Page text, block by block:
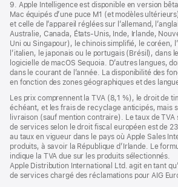
9. Apple Intelligence est disponible en version
Mac équipés d’une puce M1 (et modèles
et celle de l’appareil réglées sur l’allemand,
Australie, Canada, États-Unis, Inde, Irlande,
Uni ou Singapour), le chinois simplifié, le coréen,
l’italien, le japonais ou le portugais (Brésil), dans
logicielle de macOS Sequoia. D’autres langues,
dans le courant de l’année. La disponibilité des
en fonction des zones géographiques et des
Les prix comprennent la TVA (8,1 %), le droit de
échéant, et les frais de recyclage anticipés, mais
livraison (sauf mention contraire). Le taux de
de services selon le droit fiscal européen est de
au taux en vigueur dans le pays où Apple Sales
produits, à savoir la République d’Irlande. Le
indique la TVA due sur les produits sélectionnés.
Apple Distribution International Ltd. agit en tant
de services chargé des réclamations pour AIG